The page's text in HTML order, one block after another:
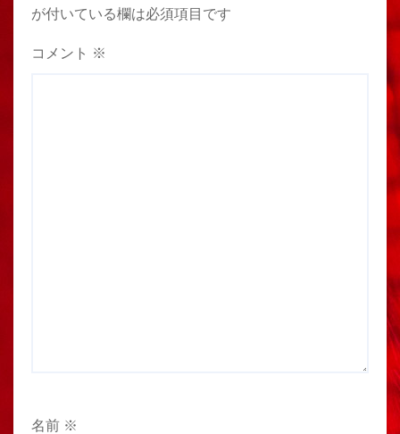
が付いている欄は必須項目です
コメント ※
名前 ※